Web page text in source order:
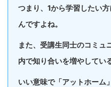
つまり、1から学習したい
んですよね。
また、受講生同士のコミュ
内で知り合いを増やしてい
いい意味で「アットホーム